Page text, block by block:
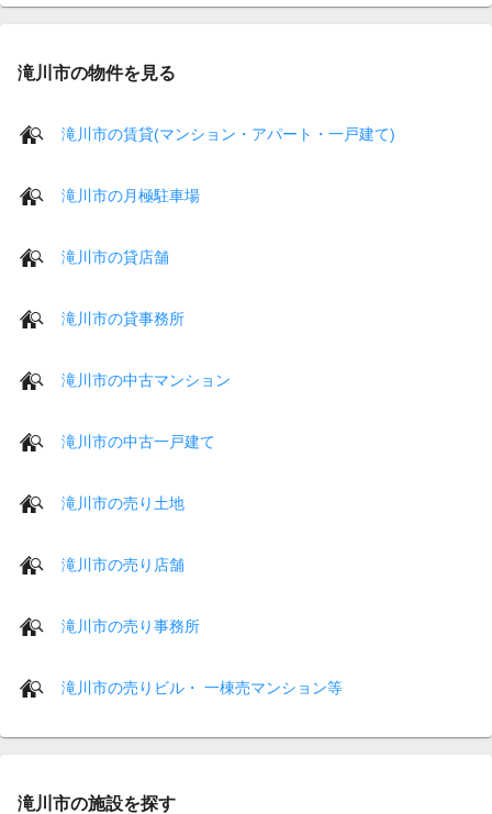
滝川市の物件を見る
滝川市の賃貸(マンション・アパート・一戸建て)
滝川市の月極駐車場
滝川市の貸店舗
滝川市の貸事務所
滝川市の中古マンション
滝川市の中古一戸建て
滝川市の売り土地
滝川市の売り店舗
滝川市の売り事務所
滝川市の売りビル・ 一棟売マンション等
滝川市の施設を探す